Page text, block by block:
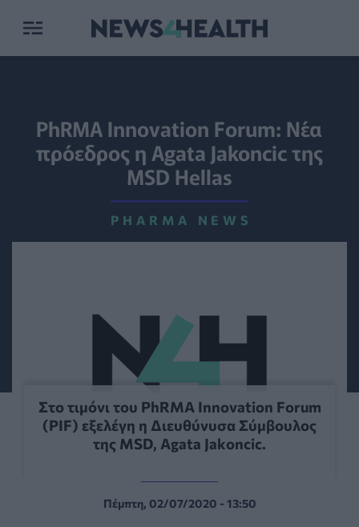
PhRMA Innovation Forum: Νέα
πρόεδρος η Agata Jakoncic της
MSD Hellas
PHARMA NEWS
Στο τιμόνι του PhRMA Innovation Forum
(PIF) εξελέγη η Διευθύνυσα Σύμβουλος
της MSD, Agata Jakoncic.
Πέμπτη, 02/07/2020 - 13:50